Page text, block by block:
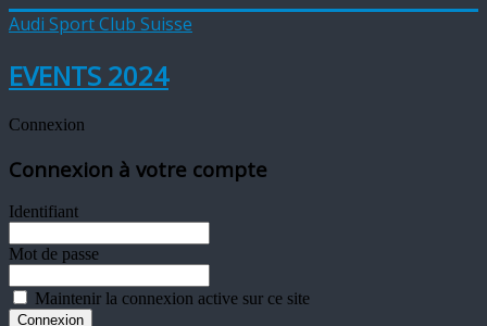
Audi Sport Club Suisse
EVENTS 2024
Connexion
Connexion à votre compte
Identifiant
Mot de passe
Maintenir la connexion active sur ce site